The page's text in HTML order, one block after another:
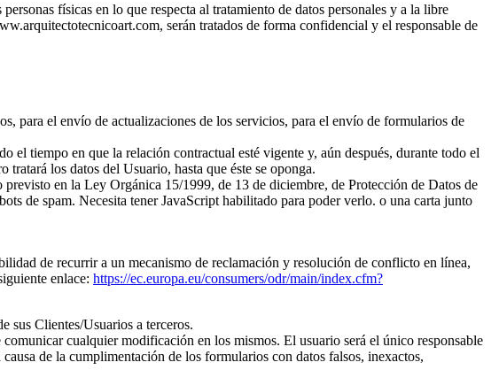
físicas en lo que respecta al tratamiento de datos personales y a la libre
serán tratados de forma confidencial y el responsable de
para el envío de actualizaciones de los servicios, para el envío de formularios de
tiempo en que la relación contractual esté vigente y, aún después, durante todo el
los datos del Usuario, hasta que éste se oponga.
en la Ley Orgánica 15/1999, de 13 de diciembre, de Protección de Datos de
de spam. Necesita tener JavaScript habilitado para poder verlo. o una carta junto
de recurrir a un mecanismo de reclamación y resolución de conflicto en línea,
enlace: https://ec.europa.eu/consumers/odr/main/index.cfm?
sus Clientes/Usuarios a terceros.
cualquier modificación en los mismos. El usuario será el único responsable
de la cumplimentación de los formularios con datos falsos, inexactos,